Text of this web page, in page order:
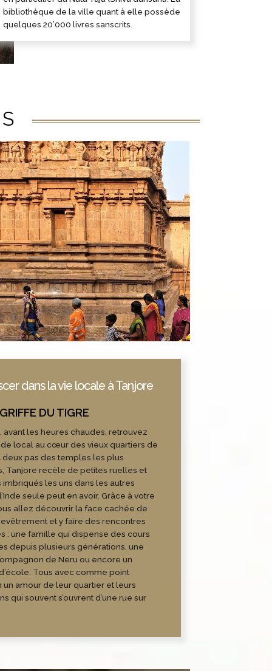
bibliothèque de la ville quant à elle possède
quelques 20’000 livres sanscrits.
dans la vie locale à Tanjore
avant les heures chaudes, retrouvez
local au cœur des vieux quartiers de
deux pas des temples les plus
Tanjore recèle de petites ruelles et
imbriqués les uns dans les autres
seule peut en avoir. Grâce à votre
allez découvrir la face cachée de
et y faire des rencontres
: une famille qui dispense des cours
depuis plusieurs générations, une
de Neru ou encore un
Tous avec comme point
un amour de leur quartier et leurs
qui souvent s’ouvrent d’une rue sur